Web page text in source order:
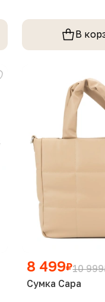
В
8 499₽10 999
Сумка Сара